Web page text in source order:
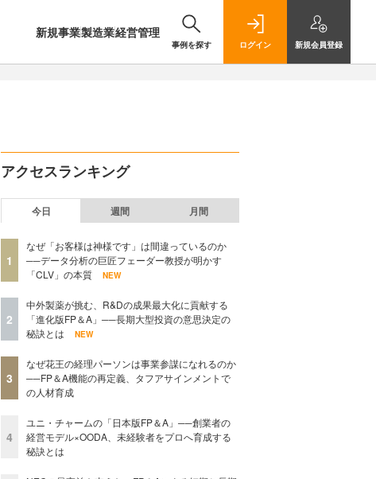
新規事業製造業経営管理
事例を探す ログイン 新規会員登録
アクセスランキング
今日 週間 月間
1
なぜ「お客様は神様です」は間違っているのか
──データ分析の巨匠フェーダー教授が明かす
「CLV」の本質
NEW
2
中外製薬が挑む、R&Dの成果最大化に貢献する
「進化版FP＆A」──長期大型投資の意思決定の
秘訣とは
NEW
3
なぜ花王の経理パーソンは事業参謀になれるのか
──FP＆A機能の再定義、タフアサインメントで
の人材育成
4
ユニ・チャームの「日本版FP＆A」──創業者の
経営モデル×OODA、未経験者をプロへ育成する
秘訣とは